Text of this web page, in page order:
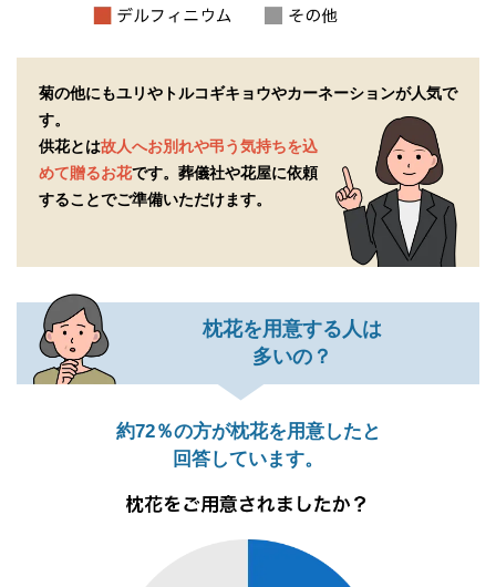
菊の他にもユリやトルコギキョウやカーネーションが人気で
す。
供花とは故人へお別れや弔う気持ちを込
めて贈るお花です。 葬儀社や花屋に依頼
することでご準備いただけます。
枕花を用意する人は
多いの？
約72％の方が枕花を用意したと
回答しています。